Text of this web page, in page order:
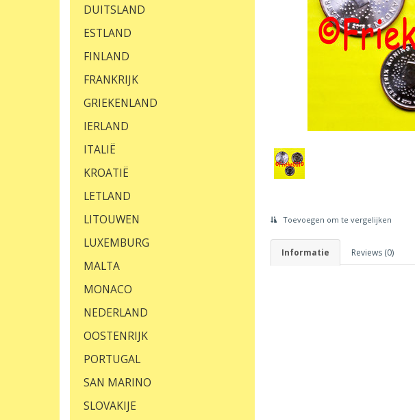
DUITSLAND
ESTLAND
FINLAND
FRANKRIJK
GRIEKENLAND
IERLAND
ITALIË
KROATIË
LETLAND
LITOUWEN
LUXEMBURG
MALTA
MONACO
NEDERLAND
OOSTENRIJK
PORTUGAL
SAN MARINO
SLOVAKIJE
Toevoegen om te vergelijken
Informatie Reviews (0)